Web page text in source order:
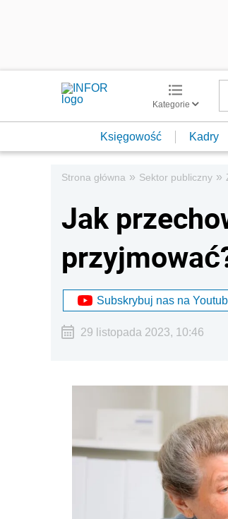
Kategorie
Księgowość Kadry
Strona główna » Sektor publiczny »
Jak
Subskrybuj nas na
29 listopada 2023, 10:46